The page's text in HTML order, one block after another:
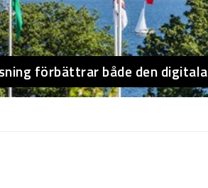
förbättrar både den